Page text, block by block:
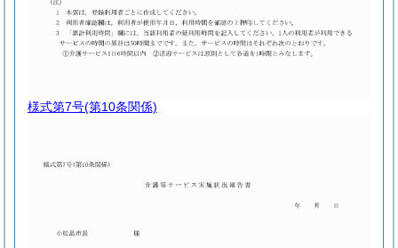
様式第7号(第10条関係)